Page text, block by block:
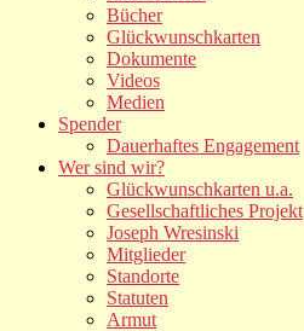
Bücher
Glückwunschkarten
Dokumente
Videos
Medien
Spender
Dauerhaftes Engagement
Wer sind wir?
Glückwunschkarten u.a.
Gesellschaftliches Projekt
Joseph Wresinski
Mitglieder
Standorte
Statuten
Armut